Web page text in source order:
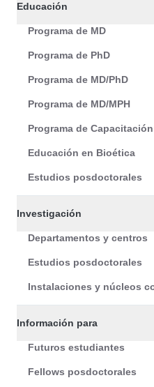
Educación
Programa de MD
Programa de PhD
Programa de MD/PhD
Programa de MD/MPH
Programa de
Educación en Bioética
Estudios posdoctorales
Investigación
Departamentos y centros
Estudios posdoctorales
Instalaciones y núcleos
Información para
Futuros estudiantes
Fellows posdoctorales